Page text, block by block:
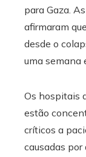
para Gaza.
afirmaram
desde o
uma semana
Os hospitais
estão
críticos a
causadas por